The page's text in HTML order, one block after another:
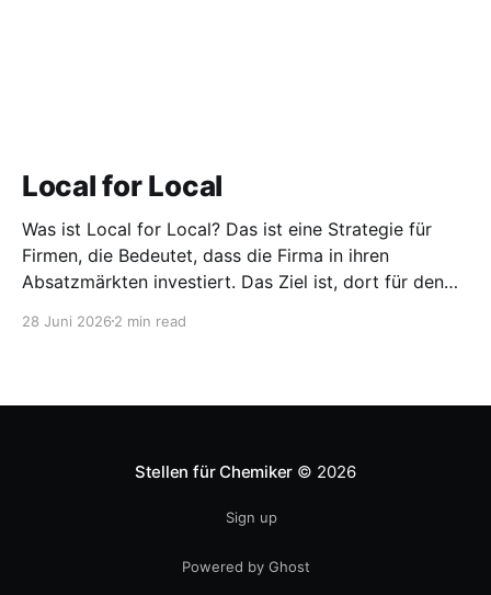
Local for Local
Was ist Local for Local? Das ist eine Strategie für
Firmen, die Bedeutet, dass die Firma in ihren
Absatzmärkten investiert. Das Ziel ist, dort für den
entwickeln. Diese Strategie ist von Toyota bekannt,
28 Juni 2026 2 min read
Stellen für Chemiker © 2026
Sign up
Powered by Ghost